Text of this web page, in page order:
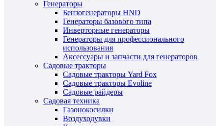
Генераторы
Бензогенераторы HND
Генераторы базового типа
Инверторные генераторы
Генераторы для профессионального
использования
Аксессуары и запчасти для генераторов
Садовые тракторы
Садовые тракторы Yard Fox
Садовые тракторы Evoline
Садовые райдеры
Садовая техника
Газонокосилки
Воздуходувки